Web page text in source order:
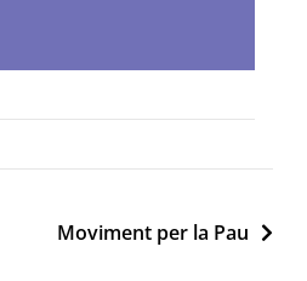
Moviment per la Pau